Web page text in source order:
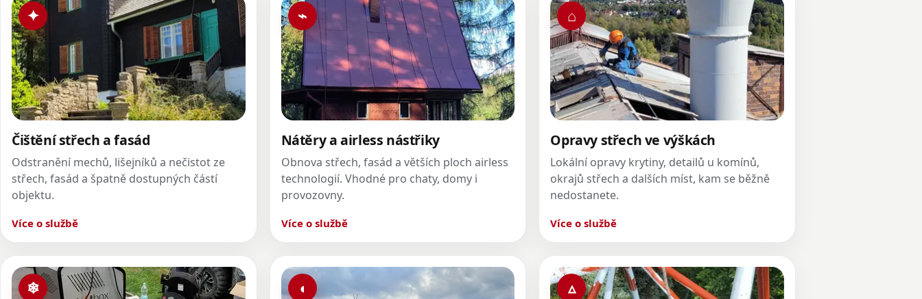
✦
Čištění střech a fasád
Odstranění mechů, lišejníků a nečistot ze
střech, fasád a špatně dostupných částí
objektu.
Více o službě
⌁
Nátěry a airless nástřiky
Obnova střech, fasád a větších ploch airless
technologií. Vhodné pro chaty, domy i
provozovny.
Více o službě
⌂
Opravy střech ve výškách
Lokální opravy krytiny, detailů u komínů,
okrajů střech a dalších míst, kam se běžně
nedostanete.
Více o službě
❄ ◖ ▵